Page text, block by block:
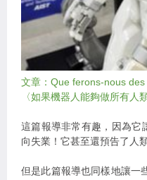
文章：Que ferons-nous
〈如果機器人能夠做所有人
這篇報導非常有趣，因為它
向失業！它甚至還預告了人
但是此篇報導也同樣地讓一